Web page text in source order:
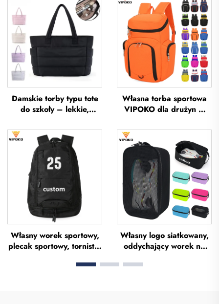
Damskie torby typu tote
do szkoły – lekkie,
wycieczki i wypoczynek
na otwartym powietrzu,
miękkie torebki ręczne do
biura, wodoodporne
torby typu tote z poliestru
Własna torba sportowa
VIPOKO dla drużyn –
koszykówki z logo,
codzienna torba sportowa
do koszykówki, podróżna
torba do koszykówki
Własny worek sportowy,
plecak sportowy, tornistry
podróżnicze, plecaki
Własny logo siatkowany,
oddychający worek na
na buty do sublimacji,